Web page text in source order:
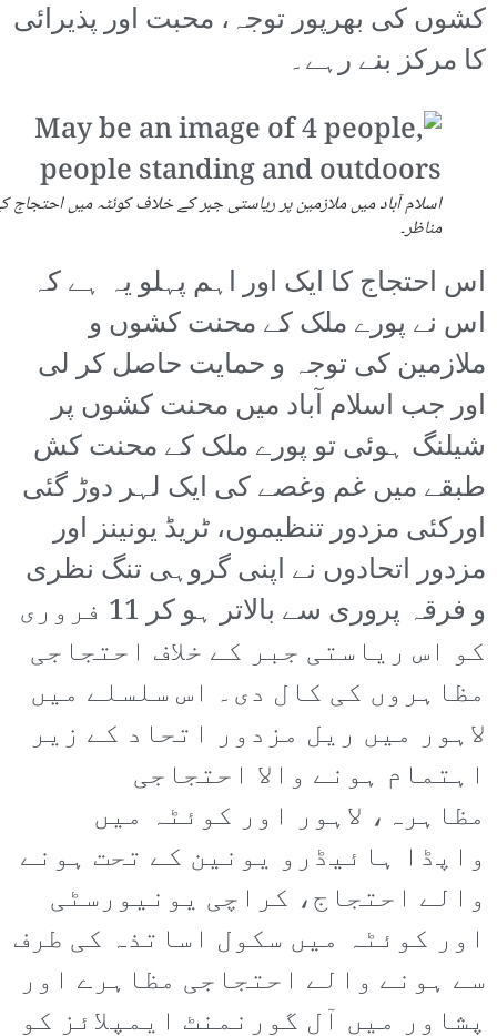
کشوں کی بھرپور توجہ، محبت اور پذیرائی
کا مرکز بنے رہے۔
اسلام آباد میں ملازمین پر ریاستی جبر کے خلاف کوئٹہ میں احتجاج
مناظر۔
اس احتجاج کا ایک اور اہم پہلو یہ ہے کہ
اس نے پورے ملک کے محنت کشوں و
ملازمین کی توجہ و حمایت حاصل کر لی
اور جب اسلام آباد میں محنت کشوں پر
شیلنگ ہوئی تو پورے ملک کے محنت کش
طبقے میں غم وغصے کی ایک لہر دوڑ گئی
اورکئی مزدور تنظیموں، ٹریڈ یونینز اور
مزدور اتحادوں نے اپنی گروہی تنگ نظری
و فرقہ پروری سے بالاتر ہو کر 11 فروری
کو اس ریاستی جبر کے خلاف احتجاجی
مظاہروں کی کال دی۔ اس سلسلے میں
لاہور میں ریل مزدور اتحاد کے زیر
اہتمام ہونے والا احتجاجی
مظاہرہ، لاہور اور کوئٹہ میں
واپڈا ہائیڈرو یونین کے تحت ہونے
والے احتجاج، کراچی یونیورسٹی
اور کوئٹہ میں سکول اساتذہ کی طرف
سے ہونے والے احتجاجی مظاہرے اور
پشاور میں آل گورنمنٹ ایمپلائز کو